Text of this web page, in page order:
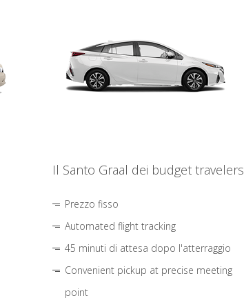
Il Santo Graal dei budget travelers
Prezzo fisso
Automated flight tracking
45 minuti di attesa dopo l'atterraggio
Convenient pickup at precise meeting
point